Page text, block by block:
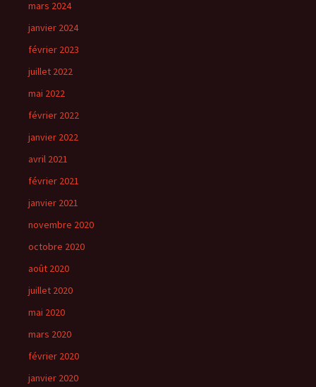
mars 2024
janvier 2024
février 2023
juillet 2022
mai 2022
février 2022
janvier 2022
avril 2021
février 2021
janvier 2021
novembre 2020
octobre 2020
août 2020
juillet 2020
mai 2020
mars 2020
février 2020
janvier 2020